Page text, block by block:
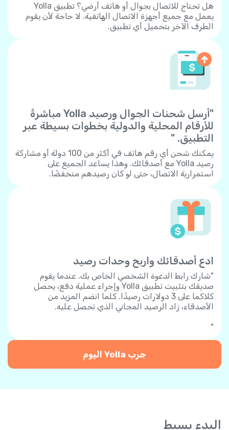
هل تحتاج للاتصال بجوال أو هاتف أرضي؟ تطبيق Yolla
يعمل مع جميع أجهزة الاتصال الهاتفية. لا حاجة لأن يقوم
الطرف الآخر بتحميل أي تطبيق.
"أرسل شحنات الجوال ورصيد Yolla مباشرةً
للأرقام المحلية والدولية بخطوات بسيطة عبر
التطبيق. "
يمكنك شحن أي رقم هاتف في أكثر من 100 دولة أو مشاركة
رصيد Yolla مع أصدقائك. وهذا يساعد الجميع على
استمرارية الاتصال، حتى لو كان رصيدهم منخفضًا.
ادع أصدقائك واربح وحدات رصيد
"شارك رابط الدعوة الشخصي الخاص بك. عندما يقوم
صديقك بتثبيت تطبيق Yolla وإجراء عملية دفع، يحصل
كلاكما على 3 دولارات رصيدًا. كلما انضم المزيد من
الأصدقاء، زاد الرصيد المجاني الذي تحصل عليه.
"
جرب Yolla اليوم
البدء بسيط